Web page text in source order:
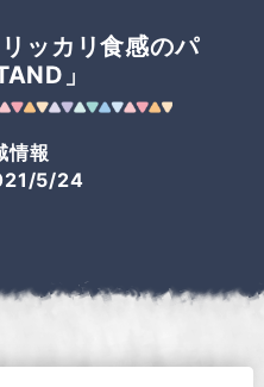
ッカリ食感のパ
」
情報
5/24